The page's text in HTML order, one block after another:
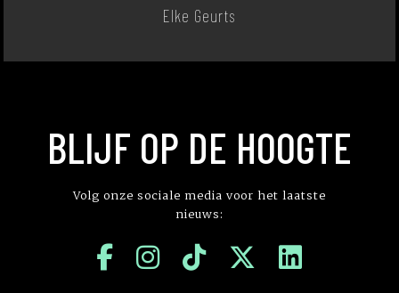
Elke Geurts
BLIJF OP DE HOOGTE
Volg onze sociale media voor het laatste
nieuws: